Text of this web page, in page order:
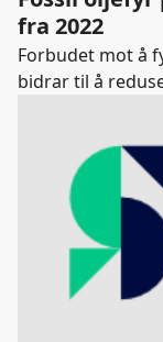
fra 2022
Forbudet mot å
bidrar til å